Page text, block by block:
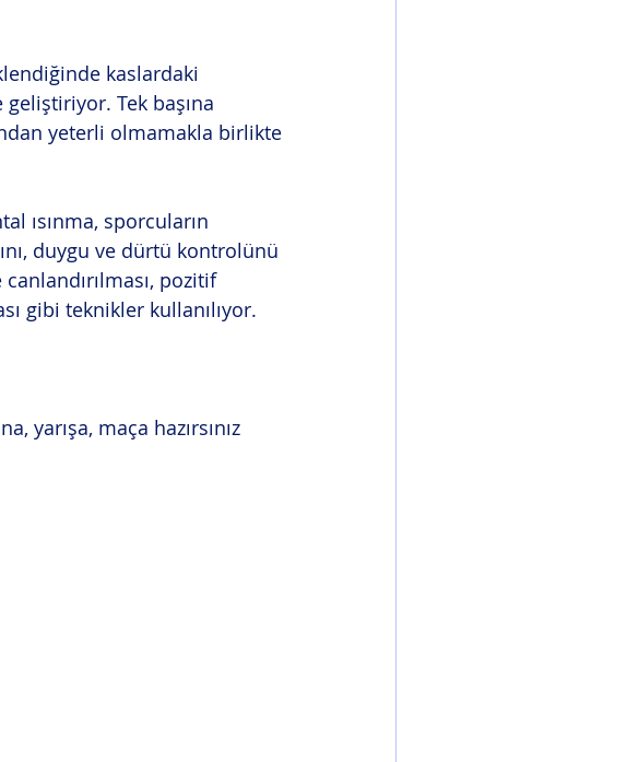
kaslardaki
Tek başına
yeterli olmamakla birlikte
ısınma, sporcuların
duygu ve dürtü kontrolünü
pozitif
gibi teknikler kullanılıyor.
yarışa, maça hazırsınız